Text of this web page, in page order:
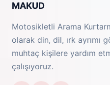
MAKUD
Motosikletli Arama
olarak din, dil, ırk ayrımı
muhtaç kişilere yardım
çalışıyoruz.